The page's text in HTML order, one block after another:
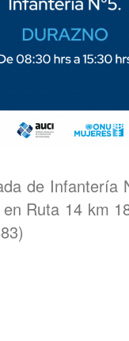
de Infantería
Ruta 14 km